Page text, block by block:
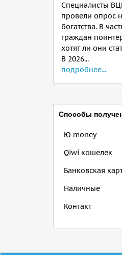
Специалисты
провели опрос
богатства. В
граждан
хотят ли они
В 2026...
подробнее...
Способы
Ю money
Qiwi кошелек
Банковская
Наличные
Контакт